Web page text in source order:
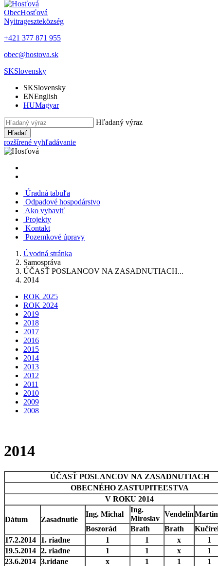
ObecHosťová
Nyitrageszteközség
+421 377 871 955
obec@hostova.sk
SKSlovensky
SKSlovensky
ENEnglish
HUMagyar
Hľadaný výraz
Hľadať
rozšírené vyhľadávanie
Úradná tabuľa
Odpadové hospodárstvo
Ako vybaviť
Projekty
Kontakt
Pozemkové úpravy
Úvodná stránka
Samospráva
ÚČASŤ POSLANCOV NA ZASADNUTIACH...
2014
ROK 2025
ROK 2024
2019
2018
2017
2016
2015
2014
2013
2012
2011
2010
2009
2008
2014
ÚČASŤ POSLANCOV NA ZASADNUTIACH
OBECNÉHO ZASTUPITEĽSTVA
V ROKU 2014
Dátum Zasadnutie
Ing. Michal
Ing.
Miroslav
VendelínMartin
Boszorád
Brath Brath
17.2.2014
1. riadne 1 1 x
1
19.5.2014 2. riadne 1 1 x
1
23.6.2014 3.ridane x 1 1
1